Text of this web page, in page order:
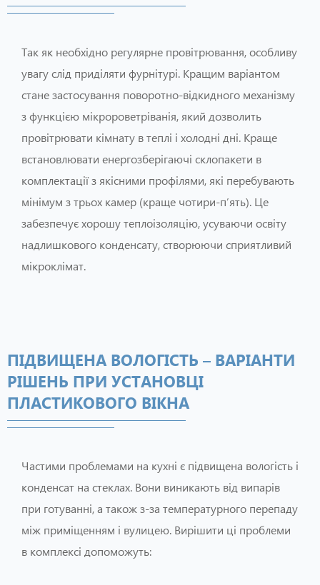
Так як необхідно регулярне провітрювання, особливу
увагу слід приділяти фурнітурі. Кращим варіантом
стане застосування поворотно-відкидного механізму
з функцією мікророветріванія, який дозволить
провітрювати кімнату в теплі і холодні дні. Краще
встановлювати енергозберігаючі склопакети в
комплектації з якісними профілями, які перебувають
мінімум з трьох камер (краще чотири-п’ять). Це
забезпечує хорошу теплоізоляцію, усуваючи освіту
надлишкового конденсату, створюючи сприятливий
мікроклімат.
ПІДВИЩЕНА ВОЛОГІСТЬ – ВАРІАНТИ
РІШЕНЬ ПРИ УСТАНОВЦІ
ПЛАСТИКОВОГО ВІКНА
Частими проблемами на кухні є підвищена вологість і
конденсат на стеклах. Вони виникають від випарів
при готуванні, а також з-за температурного перепаду
між приміщенням і вулицею. Вирішити ці проблеми
в комплексі допоможуть: